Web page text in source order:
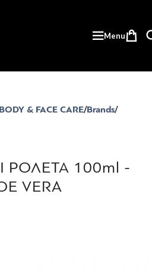
Menu
& FACE CARE Brands
ΡΟΛΕΤΑ 100ml -
VERA